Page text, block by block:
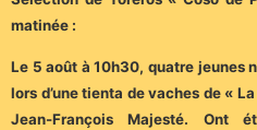
matinée :
Le 5 août à 10h30, quatre jeunes
lors d’une tienta de vaches de «
Jean-François Majesté. Ont